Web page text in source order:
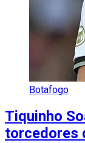
Botafogo
Tiquinho
torcedores